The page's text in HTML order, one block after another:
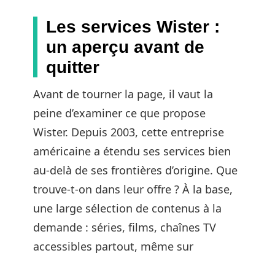
Les services Wister :
un aperçu avant de
quitter
Avant de tourner la page, il vaut la
peine d’examiner ce que propose
Wister. Depuis 2003, cette entreprise
américaine a étendu ses services bien
au-delà de ses frontières d’origine. Que
trouve-t-on dans leur offre ? À la base,
une large sélection de contenus à la
demande : séries, films, chaînes TV
accessibles partout, même sur